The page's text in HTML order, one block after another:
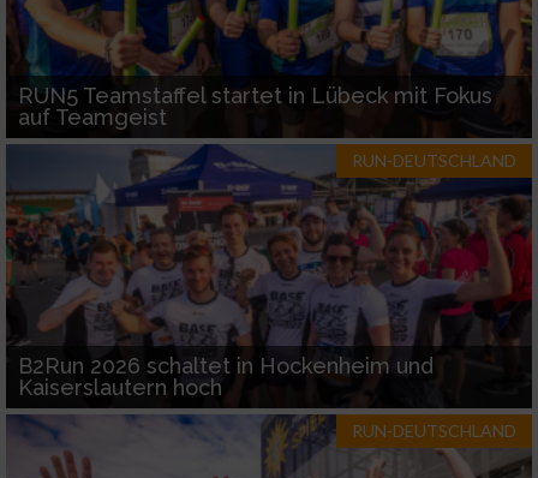
RUN5 Teamstaffel startet in Lübeck mit Fokus
auf Teamgeist
RUN-DEUTSCHLAND
B2Run 2026 schaltet in Hockenheim und
Kaiserslautern hoch
RUN-DEUTSCHLAND